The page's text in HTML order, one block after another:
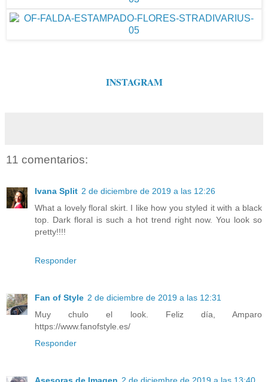
INSTAGRAM
11 comentarios:
Ivana Split 2 de diciembre de 2019 a las 12:26
What a lovely floral skirt. I like how you styled it with a black
top. Dark floral is such a hot trend right now. You look so
pretty!!!!
Responder
Fan of Style 2 de diciembre de 2019 a las 12:31
Muy chulo el look. Feliz día, Amparo
https://www.fanofstyle.es/
Responder
Asesoras de Imagen 2 de diciembre de 2019 a las 13:40